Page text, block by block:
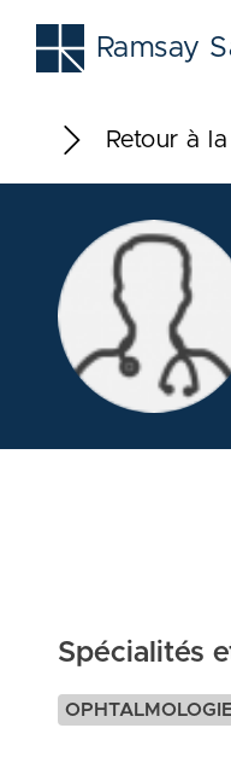
Ramsay
Retour à
Spécialités